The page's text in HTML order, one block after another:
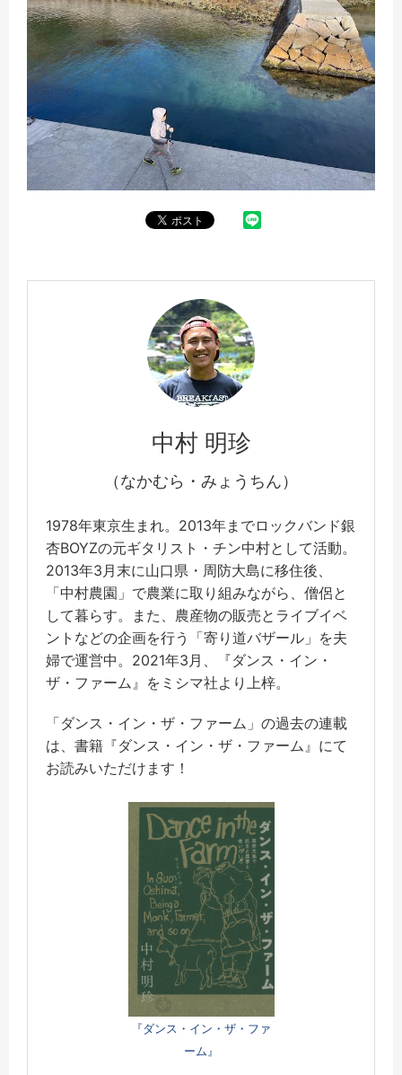
中村 明珍
（なかむら・みょうちん）
1978年東京生まれ。2013年までロックバンド銀
杏BOYZの元ギタリスト・チン中村として活動。
2013年3月末に山口県・周防大島に移住後、
「中村農園」で農業に取り組みながら、僧侶と
して暮らす。また、農産物の販売とライブイベ
ントなどの企画を行う「寄り道バザール」を夫
婦で運営中。2021年3月、『ダンス・イン・
ザ・ファーム』をミシマ社より上梓。
「ダンス・イン・ザ・ファーム」の過去の連載
は、書籍『ダンス・イン・ザ・ファーム』にて
お読みいただけます！
『ダンス・イン・ザ・ファ
ーム』